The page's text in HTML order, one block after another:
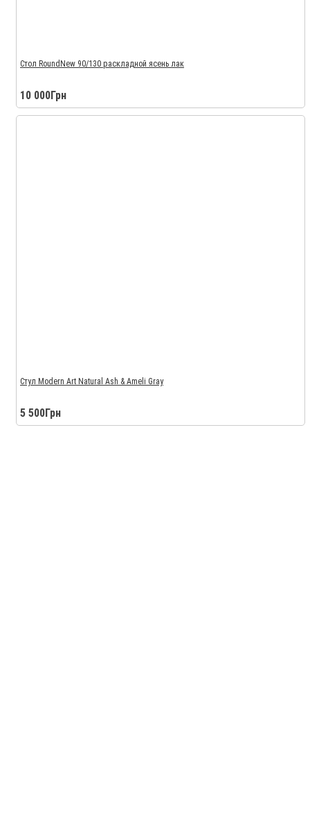
Стол RoundNew 90/130 раскладной ясень лак
10 000Грн
Стул Modern Art Natural Ash & Ameli Gray
5 500Грн